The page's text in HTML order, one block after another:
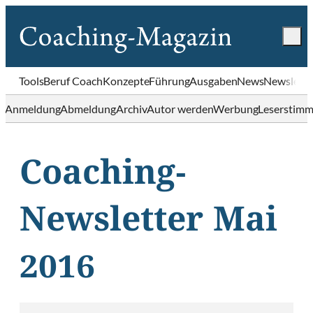
ToolsBeruf CoachKonzepteFührungAusgabenNews
AnmeldungAbmeldungArchivAutor werdenWerbung
Coaching-
Newsletter Mai
2016